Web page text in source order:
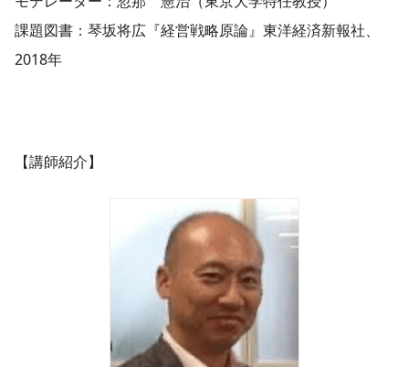
課題図書：琴坂将広『経営戦略原論』東洋経済新報社、
2018年
【講師紹介】